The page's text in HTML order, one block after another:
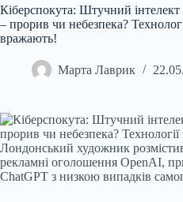
Кіберспокута: Штучний
– прорив чи небезпека?
вражають!
Марта Лаврик
Лондонський художник
рекламні оголошення OpenAI,
ChatGPT з низкою випадків